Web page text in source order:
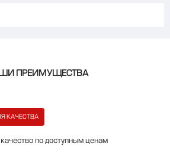
ПРЕИМУЩЕСТВА
КАЧЕСТВА
по доступным ценам